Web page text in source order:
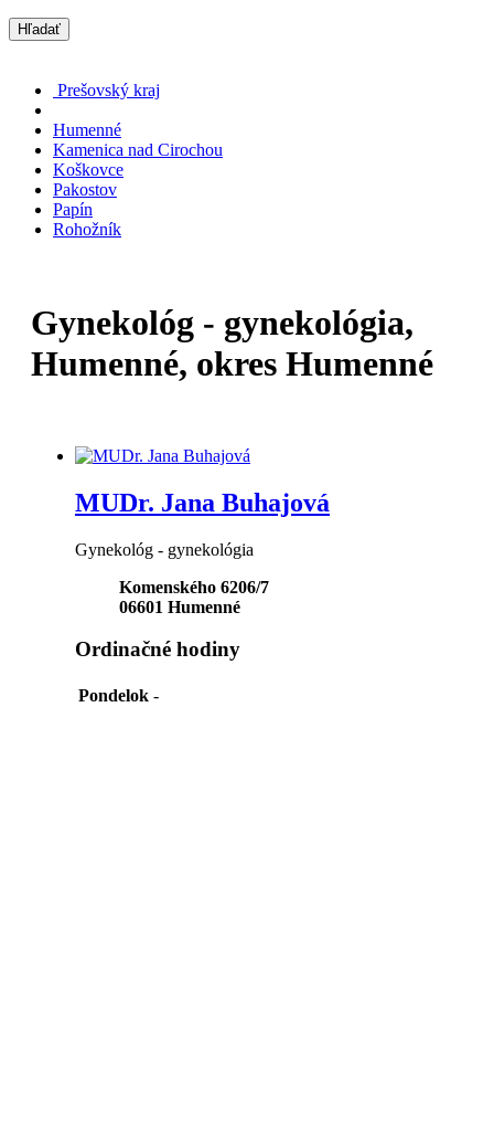
Hľadať
Prešovský kraj
Humenné
Kamenica nad Cirochou
Koškovce
Pakostov
Papín
Rohožník
Gynekológ - gynekológia,
Humenné, okres Humenné
MUDr. Jana Buhajová
Gynekológ - gynekológia
Komenského 6206/7
06601 Humenné
Ordinačné hodiny
Pondelok -